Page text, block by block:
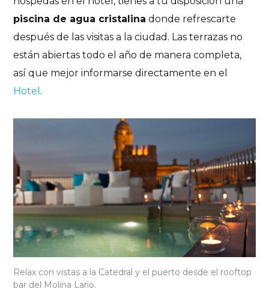
piscina de agua cristalina donde refrescarte
después de las visitas a la ciudad. Las terrazas no
están abiertas todo el año de manera completa,
así que mejor informarse directamente en el
Hotel .
Relax con vistas a la Catedral y el puerto desde el rooftop
bar del Molina Lario.